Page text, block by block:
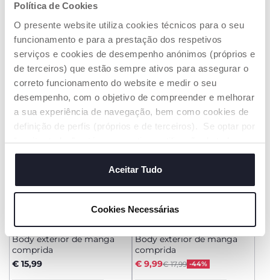
Política de Cookies
O presente website utiliza cookies técnicos para o seu
funcionamento e para a prestação dos respetivos
serviços e cookies de desempenho anónimos (próprios e
de terceiros) que estão sempre ativos para assegurar o
correto funcionamento do website e medir o seu
desempenho, com o objetivo de compreender e melhorar
a sua experiência de navegação, bem como cookies de
definição de perfis (próprios e de terceiros). Se optar por
“aceitar todos” está a consentir na utilização de todos os
cookies. Se quiser saber mais, alterar ou revogar o
consentimento de todos ou de alguns cookies, clique em
"mostrar detalhes". Ao fechar este aviso, está a
são necessários e essenciais para garantir o
funcionamento desta página.
Aceitar Tudo
Cookies Necessárias
Body camisa de manga
comprida
Price reduced from
€ 17,99
ADICIONAR
comprida
Price reduced from
-28%
€ 12,99
Body exterior de manga
comprida
€ 15,99
ATÉ -60%
Body exterior de manga
comprida
Price reduced from
€ 17,99 -44%
to
€ 9,99